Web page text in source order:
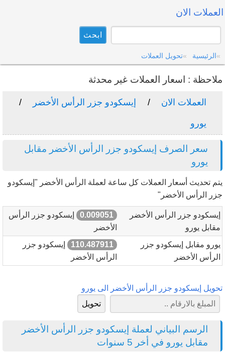
العملات الان
الرئيسية تحويل العملات
ملاحظة : اسعار العملات غير محدثة
العملات الان إيسكودو جزر الرأس الأخضر
يورو
سعر الصرف إيسكودو جزر الرأس الأخضر مقابل
يورو
يتم تحديث أسعار العملات كل ساعة لعملة الرأس الأخضر "إيسكودو
جزر الرأس الأخضر"
إيسكودو جزر الرأس الأخضر
مقابل يورو
0.009051
إيسكودو جزر الرأس
الأخضر
يورو مقابل إيسكودو جزر
الرأس الأخضر
110.487911
إيسكودو جزر
الرأس الأخضر
تحويل إيسكودو جزر الرأس الأخضر الى يورو
الرسم البياني لعملة إيسكودو جزر الرأس الأخضر
مقابل يورو في أخر 5 سنوات